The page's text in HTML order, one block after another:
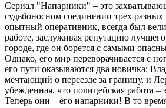
Сериал "Напарники" – это
судьбоносном соединении трех
опытный оперативник, всегда был
работе, заслуживая репутацию
городе, где он борется с самыми
Однако, его мир переворачивается с
его пути оказываются два новичка:
мечтающий о переезде за границу, и
убежденная, что полицейская работа –
Теперь они – его напарники! В то